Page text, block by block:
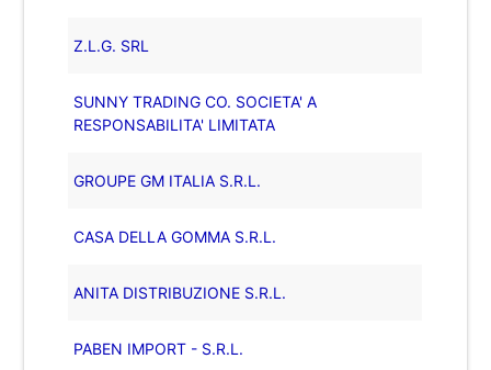
Z.L.G. SRL
SUNNY TRADING CO. SOCIETA' A
RESPONSABILITA' LIMITATA
GROUPE GM ITALIA S.R.L.
CASA DELLA GOMMA S.R.L.
ANITA DISTRIBUZIONE S.R.L.
PABEN IMPORT - S.R.L.